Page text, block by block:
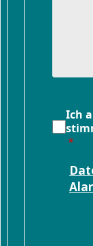
Ich